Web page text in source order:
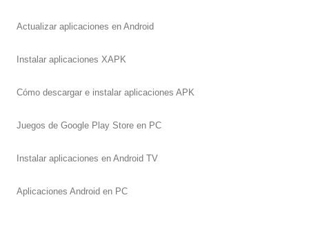
Actualizar aplicaciones en Android
Instalar aplicaciones XAPK
Cómo descargar e instalar aplicaciones APK
Juegos de Google Play Store en PC
Instalar aplicaciones en Android TV
Aplicaciones Android en PC